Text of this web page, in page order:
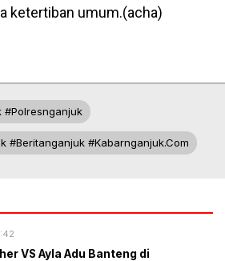
ketertiban umum.(acha)
#polresnganjuk
#beritanganjuk #kabarnganjuk.com
VS Ayla Adu Banteng di